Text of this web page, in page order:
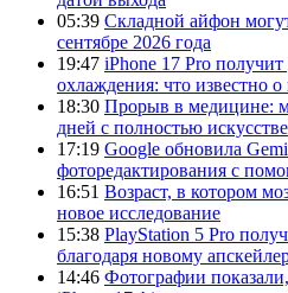
05:39 Складной айфон
сентябре 2026 года
19:47 iPhone 17 Pro
охлаждения: что известно
18:30 Прорыв в медицине:
дней с полностью
17:19 Google обновила
фоторедактирования с
16:51 Возраст, в котором
новое исследование
15:38 PlayStation 5 Pro
благодаря новому
14:46 Фотографии